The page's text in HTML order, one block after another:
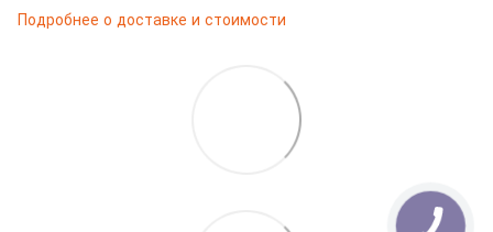
Подробнее о доставке и стоимости